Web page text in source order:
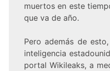
muertos en este
que va de año.
Pero además de
inteligencia
portal Wikileaks, a